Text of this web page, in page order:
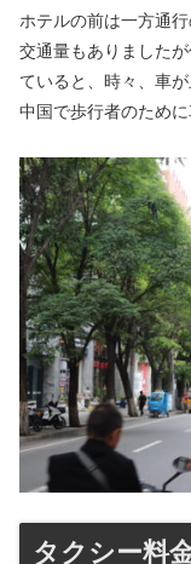
ホテルの前は一方通行
交通量もありました
ていると、時々、車
中国で歩行者のため
タクシー料